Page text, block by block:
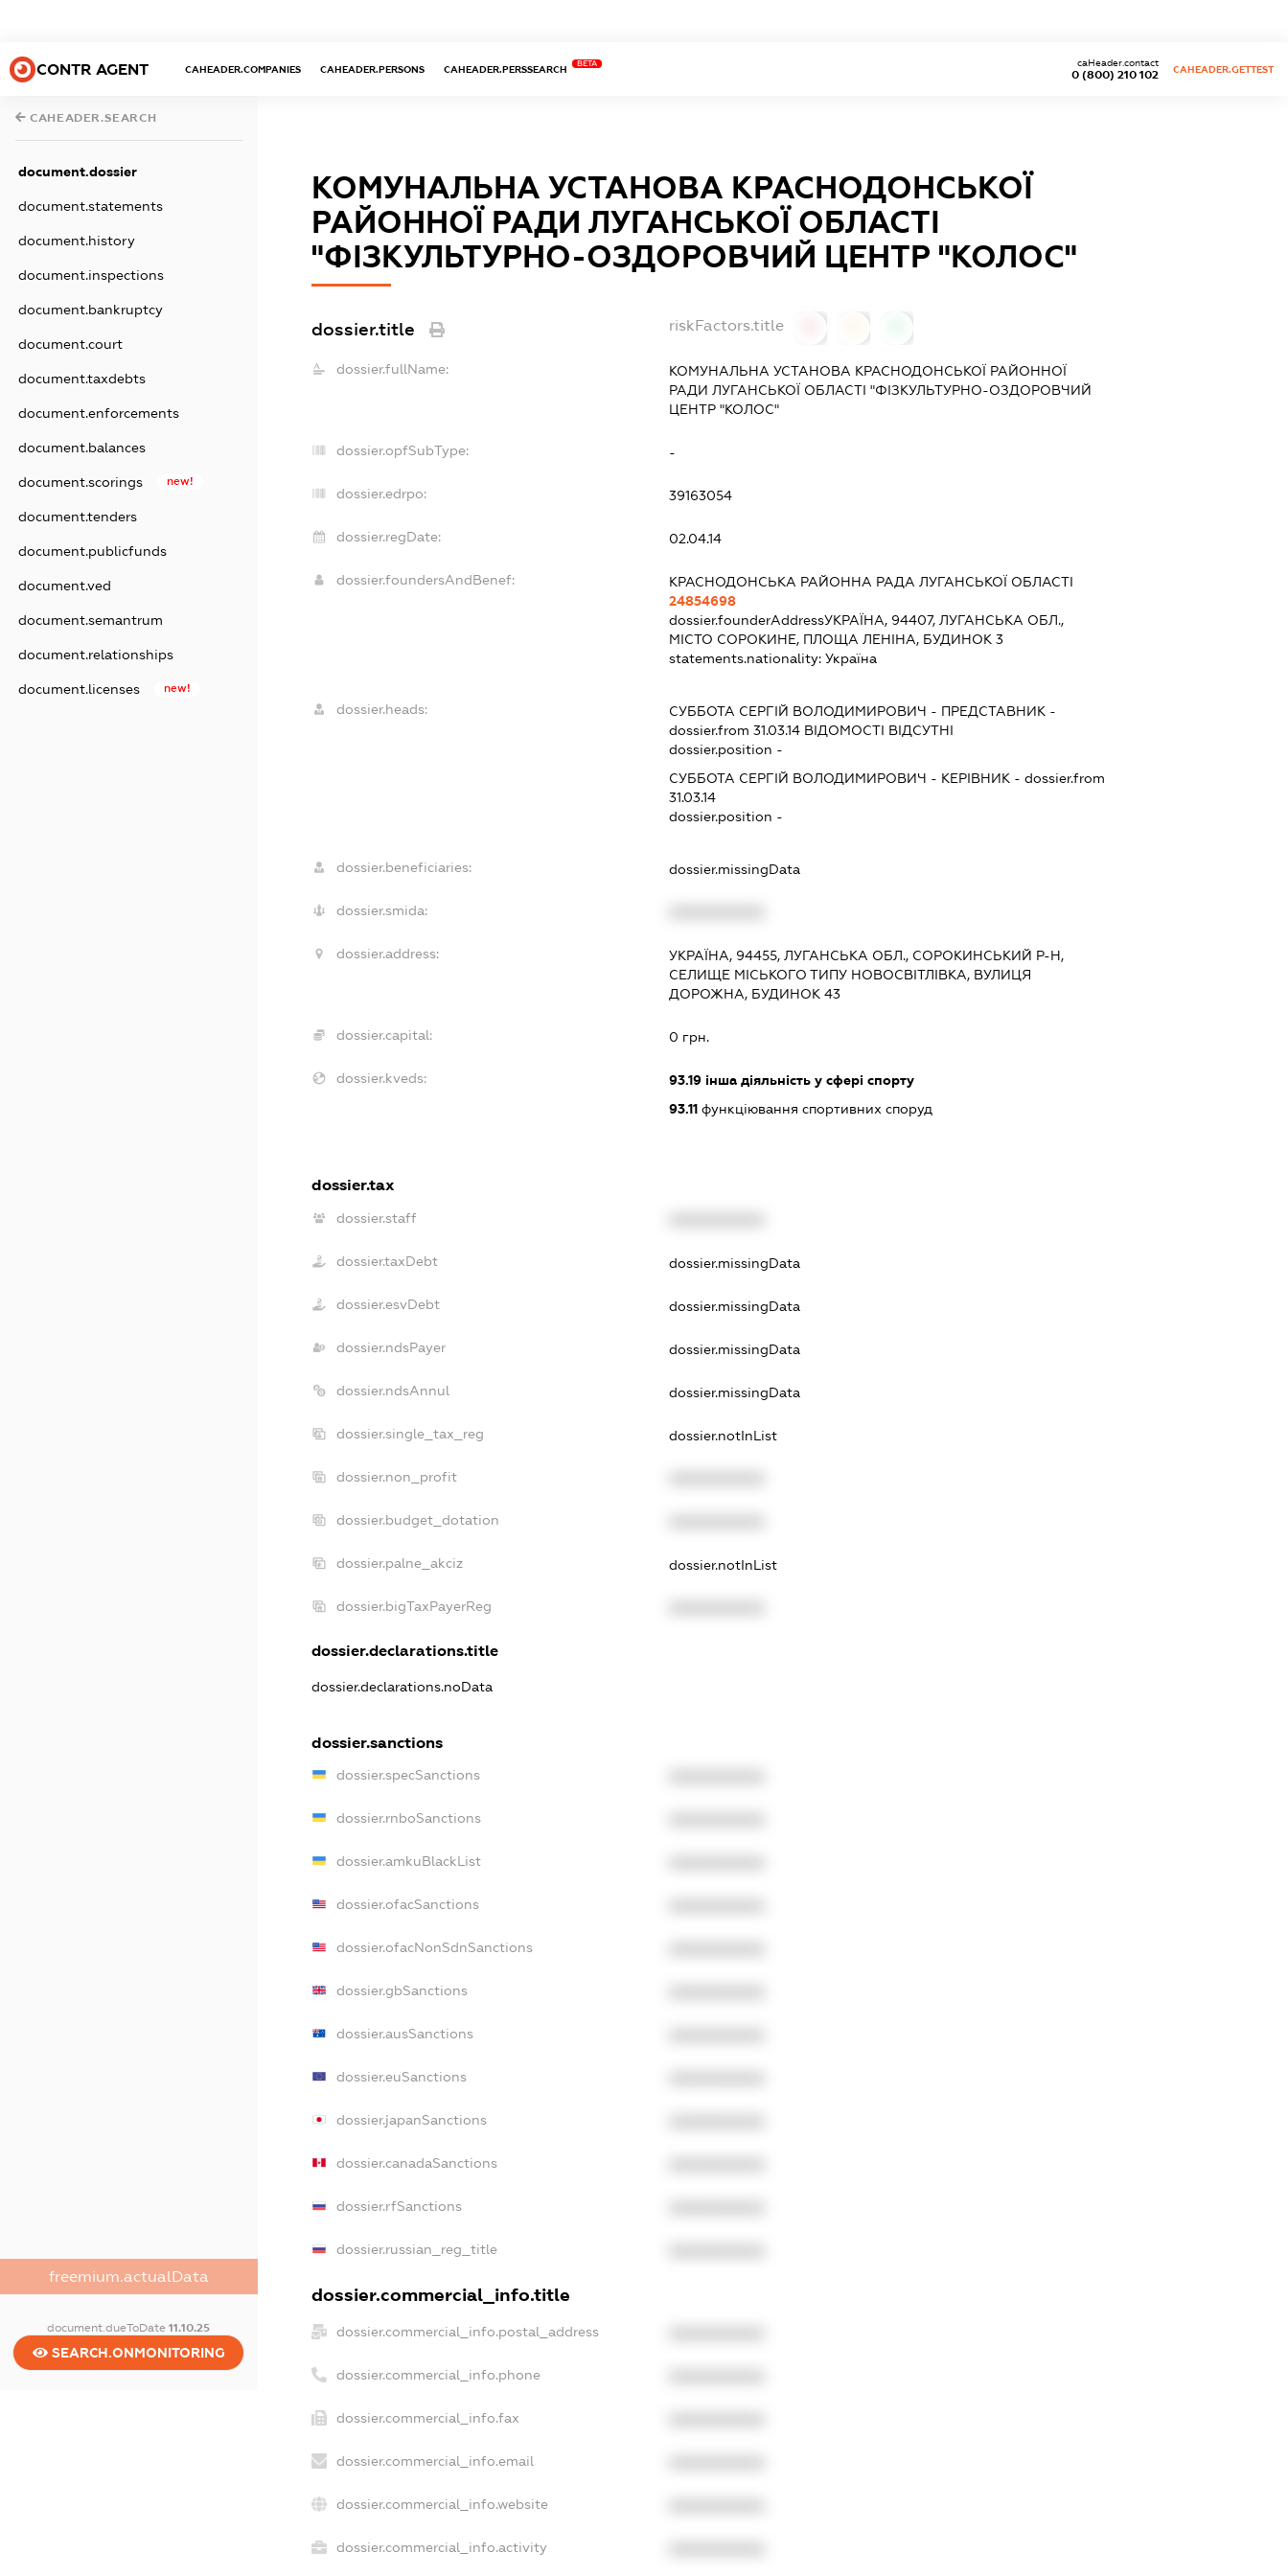
CONTR AGENT CAHEADER.COMPANIES CAHEADER.PERSONS CAHEADER.PERSSEARCH
BETA
0 (800) 210 102
caHeader.contact
CAHEADER.GETTEST
CAHEADER.SEARCH
document.dossier
document.statements
document.history
document.inspections
document.bankruptcy
document.court
document.taxdebts
document.enforcements
document.balances
document.scorings new!
document.tenders
document.publicfunds
document.ved
document.semantrum
document.relationships
document.licenses new!
freemium.actualData
document.dueToDate11.10.25
SEARCH.ONMONITORING
КОМУНАЛЬНА УСТАНОВА КРАСНОДОНСЬКОЇ
РАЙОННОЇ РАДИ ЛУГАНСЬКОЇ ОБЛАСТІ
"ФІЗКУЛЬТУРНО-ОЗДОРОВЧИЙ ЦЕНТР "КОЛОС"
dossier.title riskFactors.title
dossier.fullName:
КОМУНАЛЬНА УСТАНОВА КРАСНОДОНСЬКОЇ РАЙОННОЇ
РАДИ ЛУГАНСЬКОЇ ОБЛАСТІ "ФІЗКУЛЬТУРНО-ОЗДОРОВЧИЙ
ЦЕНТР "КОЛОС"
dossier.opfSubType: -
dossier.edrpo: 39163054
dossier.regDate: 02.04.14
dossier.foundersAndBenef:
КРАСНОДОНСЬКА РАЙОННА РАДА ЛУГАНСЬКОЇ ОБЛАСТІ
24854698
dossier.founderAddressУКРАЇНА, 94407, ЛУГАНСЬКА ОБЛ.,
МІСТО СОРОКИНЕ, ПЛОЩА ЛЕНІНА, БУДИНОК 3
statements.nationality: Україна
dossier.heads: СУББОТА СЕРГІЙ ВОЛОДИМИРОВИЧ - ПРЕДСТАВНИК -
dossier.from 31.03.14ВІДОМОСТІ ВІДСУТНІ
dossier.position -
СУББОТА СЕРГІЙ ВОЛОДИМИРОВИЧ - КЕРІВНИК - dossier.from
31.03.14
dossier.position -
dossier.beneficiaries: dossier.missingData
dossier.smida:
dossier.address:
УКРАЇНА, 94455, ЛУГАНСЬКА ОБЛ., СОРОКИНСЬКИЙ Р-Н,
СЕЛИЩЕ МІСЬКОГО ТИПУ НОВОСВІТЛІВКА, ВУЛИЦЯ
ДОРОЖНА, БУДИНОК 43
dossier.capital: 0 грн.
dossier.kveds: 93.19інша діяльність у сфері спорту
93.11функціювання спортивних споруд
dossier.tax
dossier.staff
dossier.taxDebt dossier.missingData
dossier.esvDebt dossier.missingData
dossier.ndsPayer dossier.missingData
dossier.ndsAnnul dossier.missingData
dossier.single_tax_reg dossier.notInList
dossier.non_profit
dossier.budget_dotation
dossier.palne_akciz dossier.notInList
dossier.bigTaxPayerReg
dossier.declarations.title
dossier.declarations.noData
dossier.sanctions
dossier.specSanctions
dossier.rnboSanctions
dossier.amkuBlackList
dossier.ofacSanctions
dossier.ofacNonSdnSanctions
dossier.gbSanctions
dossier.ausSanctions
dossier.euSanctions
dossier.japanSanctions
dossier.canadaSanctions
dossier.rfSanctions
dossier.russian_reg_title
dossier.commercial_info.title
dossier.commercial_info.postal_address
dossier.commercial_info.phone
dossier.commercial_info.fax
dossier.commercial_info.email
dossier.commercial_info.website
dossier.commercial_info.activity